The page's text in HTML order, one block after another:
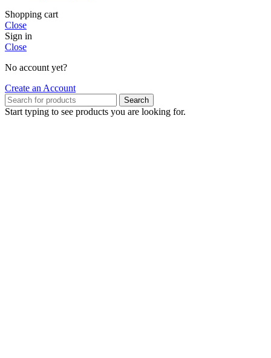
Shopping cart
Close
Sign in
Close
No account yet?
Create an Account
Search
Start typing to see products you are looking for.